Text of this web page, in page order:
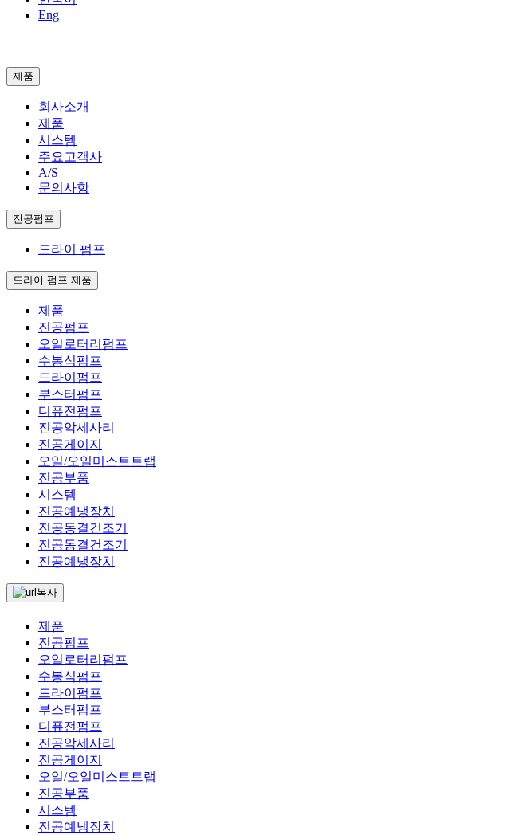
Eng
제품
회사소개
제품
시스템
주요고객사
A/S
문의사항
진공펌프
드라이 펌프
드라이 펌프 제품
제품
진공펌프
오일로터리펌프
수봉식펌프
드라이펌프
부스터펌프
디퓨전펌프
진공악세사리
진공게이지
오일/오일미스트트랩
진공부품
시스템
진공예냉장치
진공동결건조기
진공동결건조기
진공예냉장치
제품
진공펌프
오일로터리펌프
수봉식펌프
드라이펌프
부스터펌프
디퓨전펌프
진공악세사리
진공게이지
오일/오일미스트트랩
진공부품
시스템
진공예냉장치